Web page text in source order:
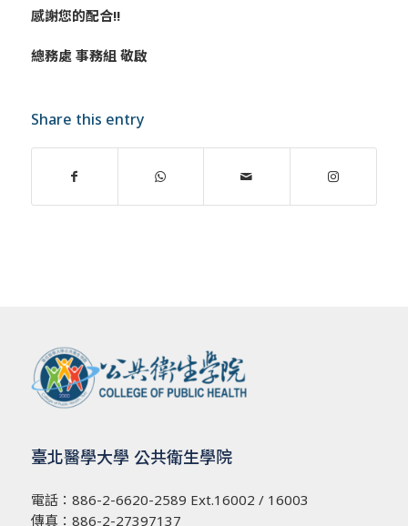
感謝您的配合!!
總務處 事務組 敬啟
Share this entry
臺北醫學大學 公共衛生學院
電話： 886-2-6620-2589 Ext.16002 / 16003
傳真：886-2-27397137